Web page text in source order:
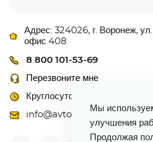
Адрес: 324026, г. Воронеж,
офис 408
8 800 101-53-69
Перезвоните мне
Круглосуточно
info@avtovoz-centr.ru
Мы
улучшения
Продолжая